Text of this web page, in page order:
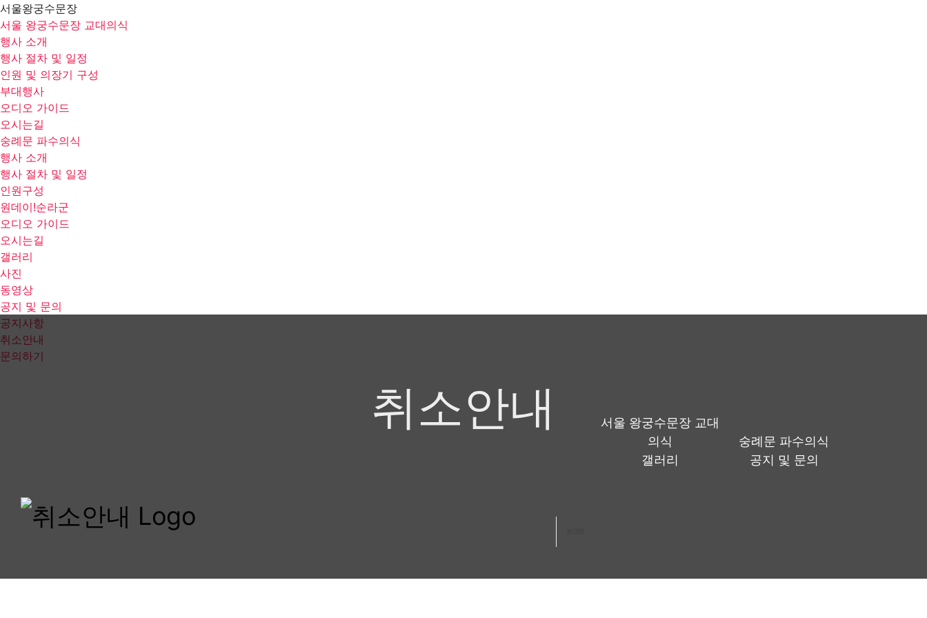
서울왕궁수문장
서울 왕궁수문장 교대의식
행사 소개
행사 절차 및 일정
인원 및 의장기 구성
부대행사
오디오 가이드
오시는길
숭례문 파수의식
행사 소개
행사 절차 및 일정
인원구성
원데이!순라군
오디오 가이드
오시는길
갤러리
사진
동영상
공지 및 문의
공지사항
취소안내
문의하기
서울 왕궁수문장 교대
의식
숭례문 파수의식
갤러리
공지 및 문의
취소안내